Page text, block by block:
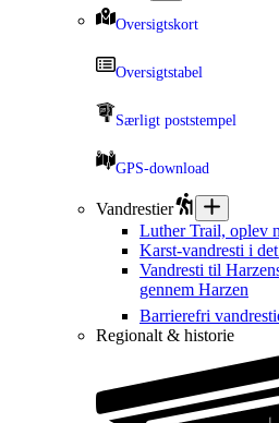
Oversigtskort
Oversigtstabel
Særligt poststempel
GPS-download
Vandrestier
Luther Trail, oplev
Karst-vandresti i
Vandresti til
gennem Harzen
Barrierefri
Regionalt & historie